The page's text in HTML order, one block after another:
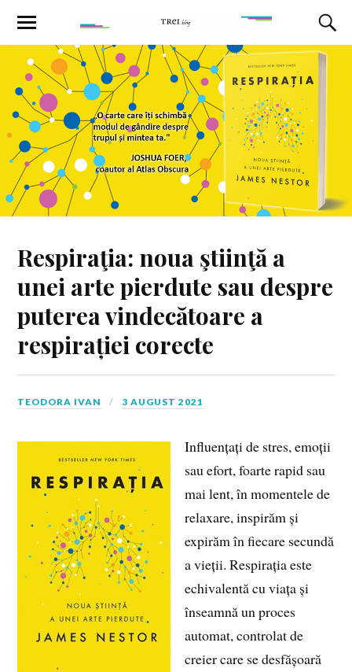
Respiraţia: noua ştiinţă a
unei arte pierdute sau despre
puterea vindecătoare a
respirației corecte
TEODORA IVAN 3 AUGUST 2021
Influențați de stres, emoții
sau efort, foarte rapid sau
mai lent, în momentele de
relaxare, inspirăm și
expirăm în fiecare secundă
a vieții. Respirația este
echivalentă cu viața și
înseamnă un proces
automat, controlat de
creier care se desfășoară